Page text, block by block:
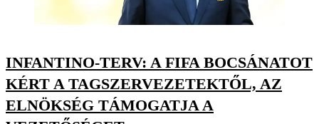
INFANTINO-TERV: A FIFA BOCSÁNATOT
KÉRT A TAGSZERVEZETEKTŐL, AZ
ELNÖKSÉG TÁMOGATJA A